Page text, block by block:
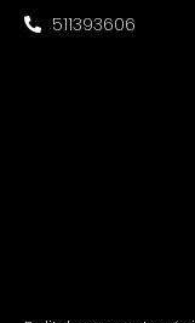
511393606